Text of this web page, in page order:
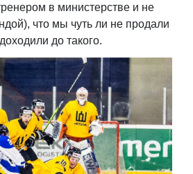
в министерстве и не
что мы чуть ли не продали
до такого.